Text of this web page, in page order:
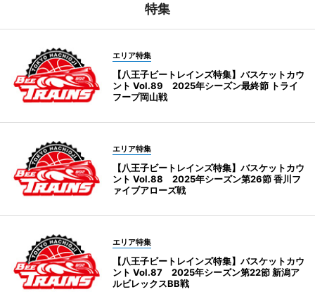
特集
エリア特集
【八王子ビートレインズ特集】バスケットカウ
ント Vol.89 2025年シーズン最終節 トライ
フープ岡山戦
エリア特集
【八王子ビートレインズ特集】バスケットカウ
ント Vol.88 2025年シーズン第26節 香川フ
ァイブアローズ戦
エリア特集
【八王子ビートレインズ特集】バスケットカウ
ント Vol.87 2025年シーズン第22節 新潟ア
ルビレックスBB戦